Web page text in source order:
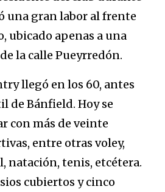
una gran labor al frente
ubicado apenas a una
la calle Pueyrredón.
llegó en los 60, antes
de Bánfield. Hoy se
con más de veinte
entre otras voley,
natación, tenis, etcétera.
cubiertos y cinco